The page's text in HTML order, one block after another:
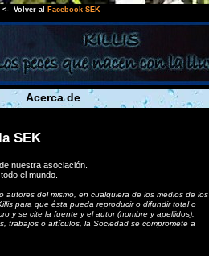
<- Volver al Facebook SEK
Acerca de
de la SEK
nuestra asociación.
el mundo.
del mismo, en cualquiera de los medios de los
para que ésta pueda reproducir o difundir total o
y se cite la fuente y el autor (nombre y apellidos).
trabajos o artículos, la Sociedad se compromete a